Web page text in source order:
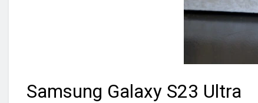
Samsung Galaxy S23 Ultra